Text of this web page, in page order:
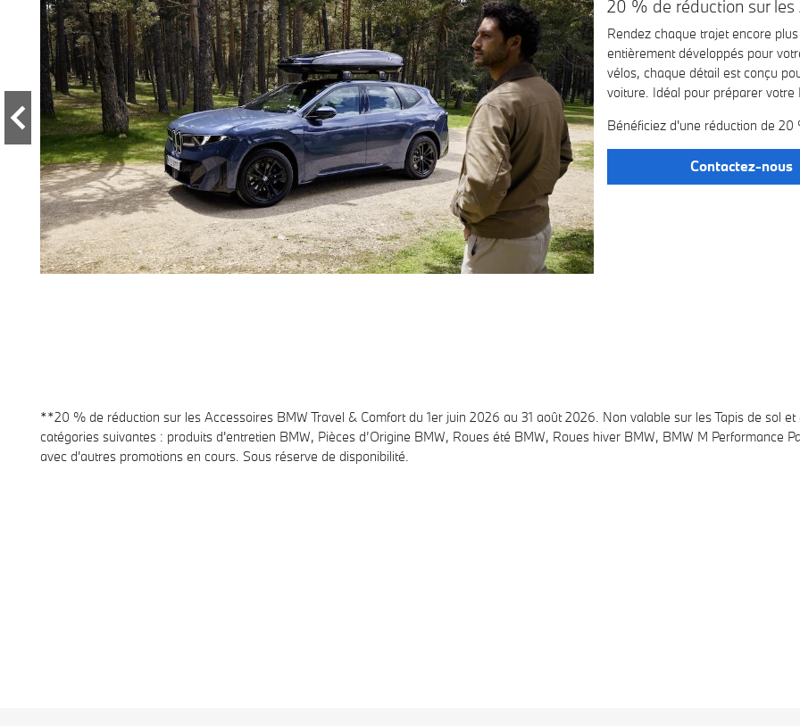
20 % de réduction sur
Rendez chaque trajet encore
entièrement développés pour
vélos, chaque détail est conçu
voiture. Idéal pour préparer
Bénéficiez d'une réduction de
Contactez-nous
**20 % de réduction sur les Accessoires BMW Travel & Comfortdu 1er juin 2026 au 31 août 2026. Non valable sur les Tapis de sol
catégories suivantes : produits d'entretien BMW, Pièces d’Origine BMW, Roues été BMW, Roues hiver BMW, BMW M Performance
avec d'autres promotions en cours. Sous réserve de disponibilité.